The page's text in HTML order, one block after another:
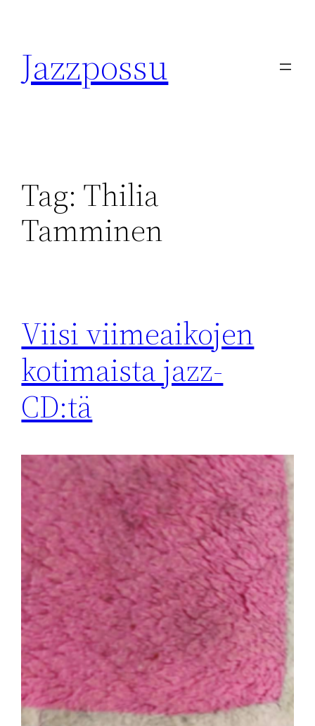
content
Jazzpossu
Tag: Thilia
Tamminen
Viisi viimeaikojen
kotimaista jazz-
CD:tä